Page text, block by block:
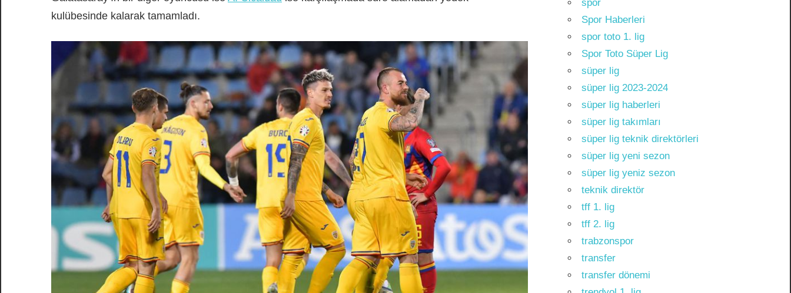
kulübesinde kalarak tamamladı.
spor
Spor Haberleri
spor toto 1. lig
Spor Toto Süper Lig
süper lig
süper lig 2023-2024
süper lig haberleri
süper lig takımları
süper lig teknik direktörleri
süper lig yeni sezon
süper lig yeniz sezon
teknik direktör
tff 1. lig
tff 2. lig
trabzonspor
transfer
transfer dönemi